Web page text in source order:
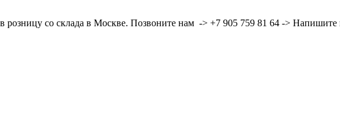
со склада в Москве. Позвоните нам -> +7 905 759 81 64 ->